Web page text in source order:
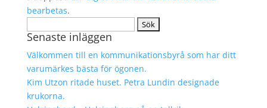
bearbetas.
efter:
Senaste inläggen
Välkommen till en kommunikationsbyrå som har ditt
varumärkes bästa för ögonen.
Kim Utzon ritade huset. Petra Lundin designade
krukorna.